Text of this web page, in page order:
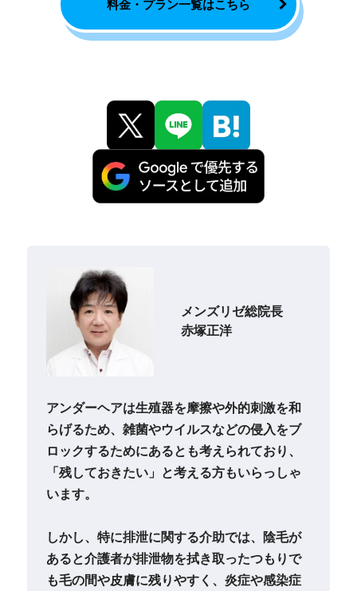
料金・プラン一覧はこちら
メンズリゼ総院長
赤塚正洋
アンダーヘアは生殖器を摩擦や外的刺激を和
らげるため、雑菌やウイルスなどの侵入をブ
ロックするためにあるとも考えられており、
「残しておきたい」と考える方もいらっしゃ
います。
しかし、特に排泄に関する介助では、陰毛が
あると介護者が排泄物を拭き取ったつもりで
も毛の間や皮膚に残りやすく、炎症や感染症